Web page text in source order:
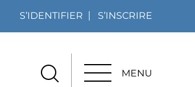
S’IDENTIFIER S’INSCRIRE
MENU